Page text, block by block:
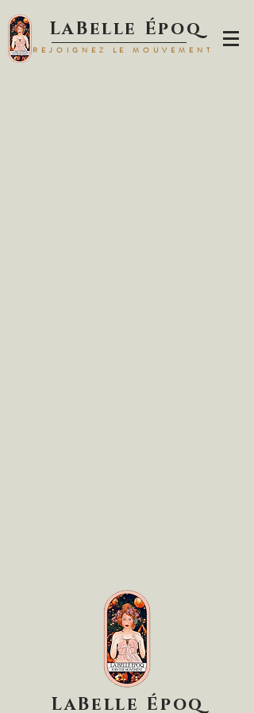
LaBelle Époq
REJOIGNEZ LE MOUVEMENT
LaBelle Époq